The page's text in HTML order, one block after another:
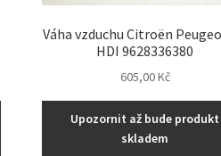
Váha vzduchu Citroën
HDI 9628336380
605,00Kč
Upozornit až bude produkt
skladem